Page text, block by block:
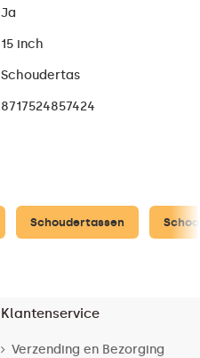
Ja
15 inch
Schoudertas
8717524857424
Schoudertassen
Klantenservice
Verzending en Bezorging